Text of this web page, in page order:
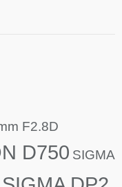
F2.8D
D750 SIGMA